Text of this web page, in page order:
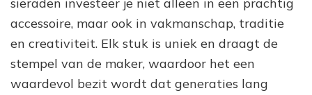
sieraden investeer je niet alleen in een prachtig
accessoire, maar ook in vakmanschap, traditie
en creativiteit. Elk stuk is uniek en draagt de
stempel van de maker, waardoor het een
waardevol bezit wordt dat generaties lang